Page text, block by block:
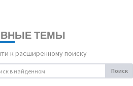
ТЕМЫ
к расширенному поиску
Поиск